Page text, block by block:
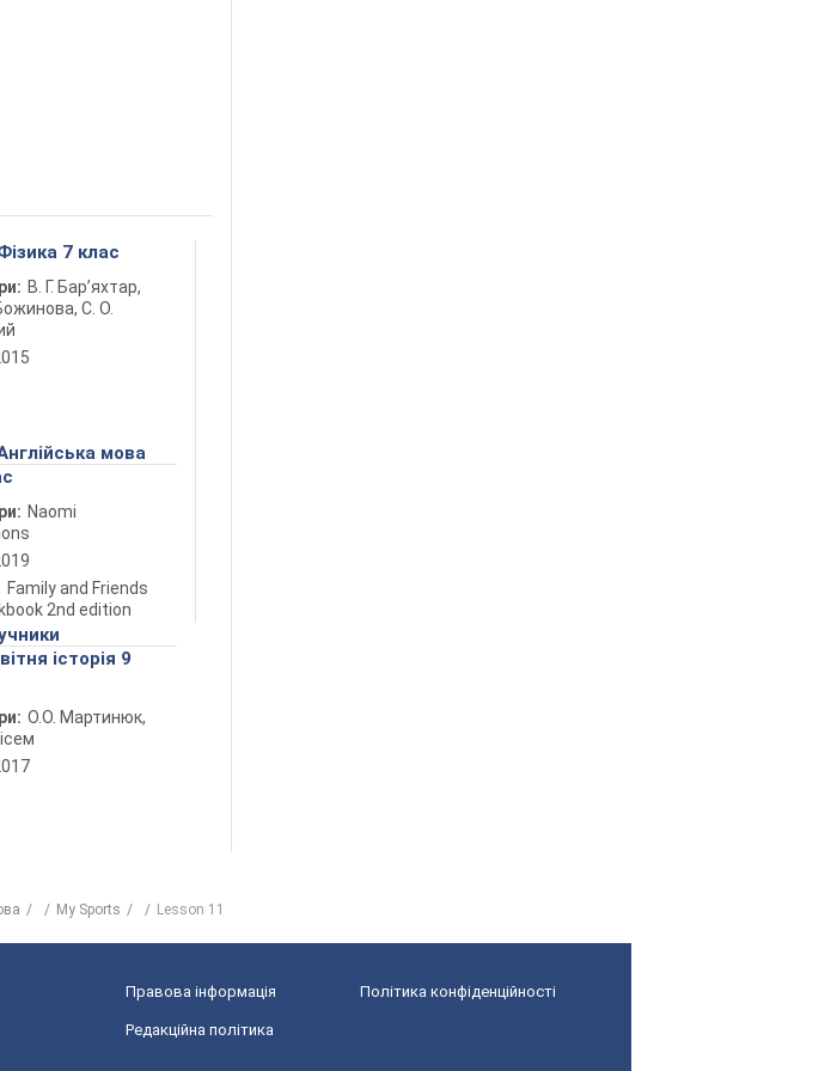
7 клас
В. Г. Бар’яхтар,
С. О.
мова
Naomi
Family and Friends
2nd edition
історія 9
О.О. Мартинюк,
My Sports Lesson 11
Правова інформація Політика конфіденційності
Редакційна політика